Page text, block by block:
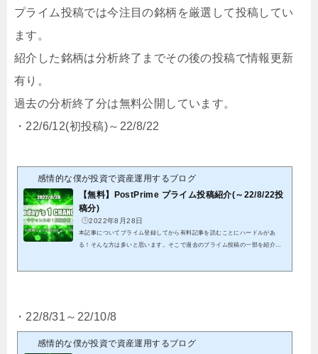
プライム投稿では今注目の銘柄を厳選して投稿してい
ます。
紹介した銘柄は分析終了までその後の投稿で情報更新
有り。
過去の分析終了分は無料公開しています。
・22/6/12(初投稿)～22/8/22
感情的な僕が投資で資産運用するブログ
【無料】PostPrime プライム投稿紹介(～22/8/22投
稿分)
2022年8月28日
本記事についてプライム登録してから有料記事を読むことにハードルがあ
る！そんな方は多いと思います。そこで過去のプライム投稿の一部を紹介致
頂くことで閲覧可能です私...
・22/8/31～22/10/8
感情的な僕が投資で資産運用するブログ